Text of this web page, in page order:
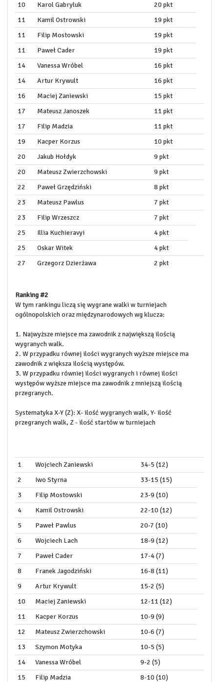
10
Karol Gabryluk
20 pkt
11
Kamil Ostrowski
19 pkt
11
Filip Mostowski
19 pkt
11
Paweł Cader
19 pkt
14
Vanessa Wróbel
16 pkt
14
Artur Krywult
16 pkt
16
Maciej Zaniewski
15 pkt
17
Mateusz Janoszek
11 pkt
17
Filip Madzia
11 pkt
19
Kacper Korzus
10 pkt
20
Jakub Hołdyk
9 pkt
20
Mateusz Zwierzchowski
9 pkt
22
Paweł Grzędziński
8 pkt
23
Mateusz Pawlus
7 pkt
23
Filip Wrzeszcz
7 pkt
25
Illia Kuchieravyi
4 pkt
25
Oskar Witek
4 pkt
27
Grzegorz Dzierżawa 2 pkt
Ranking #2
W tym rankingu liczą się wygrane walki w turniejach
ogólnopolskich oraz międzynarodowych wg klucza:
1. Najwyższe miejsce ma zawodnik z największą ilością
wygranych walk.
2. W przypadku równej ilości wygranych wyższe miejsce ma
zawodnik z większa ilością występów.
3. W przypadku równiej ilości wygranych i równej ilości
występów wyższe miejsce ma zawodnik z mniejszą ilością
przegranych.
Systematyka X-Y (Z): X- ilość wygranych walk, Y- ilość
przegranych walk, Z - ilość startów w turniejach
1 Wojciech Zaniewski
34-5 (12)
2
Iwo Styrna
33-15 (15)
3
Filip Mostowski
23-9 (10)
4
Kamil Ostrowski
22-10 (12)
5
Paweł Pawlus
20-7 (10)
6
Wojciech Lach
18-9 (12)
7
Paweł Cader
17-4 (7)
8
Franek Jagodziński
16-8 (11)
9
Artur Krywult
15-2 (5)
10
Maciej Zaniewski
12-11 (12)
11
Kacper Korzus
10-9 (9)
12
Mateusz Zwierzchowski
10-6 (7)
13
Szymon Motyka
10-5 (5)
14
Vanessa Wróbel
9-2 (5)
15
Filip Madzia
8-10 (10)